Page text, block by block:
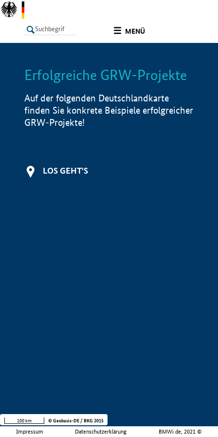
MENÜ
LISTE Info
Erfolgreiche GRW-Projekte
Auf der folgenden Deutschlandkarte
finden Sie konkrete Beispiele erfolgreicher
GRW-Projekte!
LOS GEHT'S
Impressum Datenschutzerklärung BMWi.de, 2021 ©
100 km © Geobasis-DE / BKG 2015